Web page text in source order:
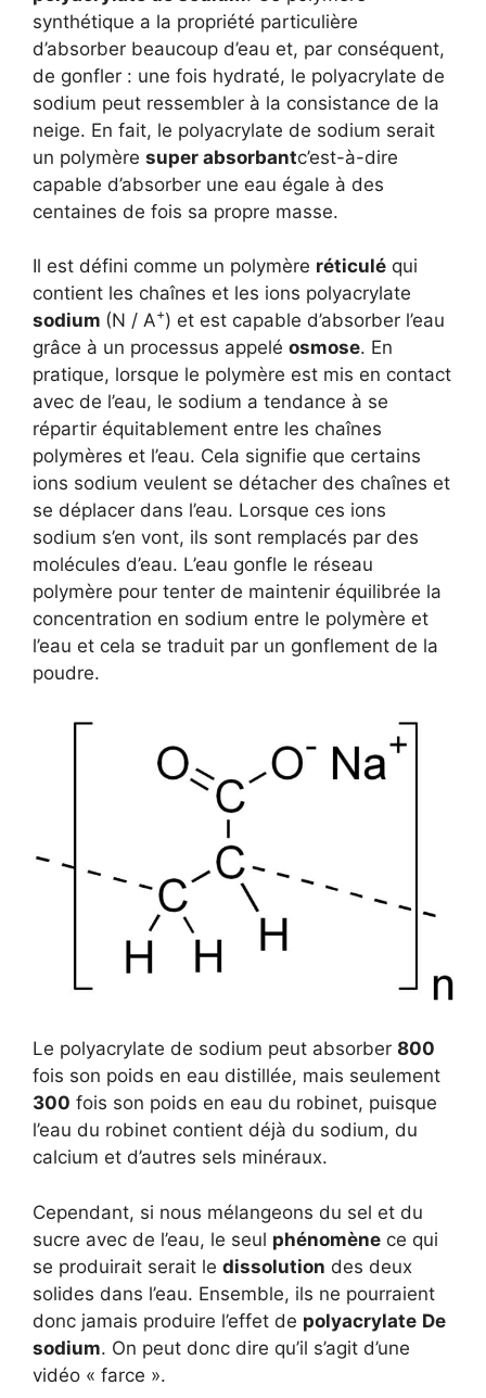
synthétique a la propriété particulière
d’absorber beaucoup d’eau et, par conséquent,
de gonfler : une fois hydraté, le polyacrylate de
sodium peut ressembler à la consistance de la
neige. En fait, le polyacrylate de sodium serait
un polymère super absorbantc’est-à-dire
capable d’absorber une eau égale à des
centaines de fois sa propre masse.
Il est défini comme un polymère réticulé qui
contient les chaînes et les ions polyacrylate
sodium (N / A+) et est capable d’absorber l’eau
grâce à un processus appelé osmose. En
pratique, lorsque le polymère est mis en contact
avec de l’eau, le sodium a tendance à se
répartir équitablement entre les chaînes
polymères et l’eau. Cela signifie que certains
ions sodium veulent se détacher des chaînes et
se déplacer dans l’eau. Lorsque ces ions
sodium s’en vont, ils sont remplacés par des
molécules d’eau. L’eau gonfle le réseau
polymère pour tenter de maintenir équilibrée la
concentration en sodium entre le polymère et
l’eau et cela se traduit par un gonflement de la
poudre.
Le polyacrylate de sodium peut absorber 800
fois son poids en eau distillée, mais seulement
300 fois son poids en eau du robinet, puisque
l’eau du robinet contient déjà du sodium, du
calcium et d’autres sels minéraux.
Cependant, si nous mélangeons du sel et du
sucre avec de l’eau, le seul phénomène ce qui
se produirait serait le dissolution des deux
solides dans l’eau. Ensemble, ils ne pourraient
donc jamais produire l’effet de polyacrylate De
sodium. On peut donc dire qu’il s’agit d’une
vidéo « farce ».